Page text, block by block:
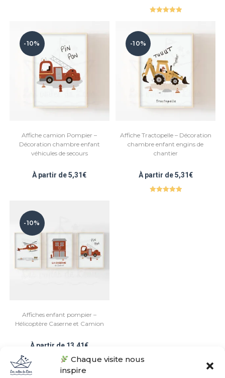
Chaque visite nous
inspire
-10%
Affiche camion Pompier –
Décoration chambre enfant
véhicules de secours
À partir de5,31€
-10%
Affiche Tractopelle – Décoration
chambre enfant engins de
chantier
À partir de5,31€
-10%
Affiches enfant pompier –
Hélicoptère Caserne et Camion
À partir de 13,41€